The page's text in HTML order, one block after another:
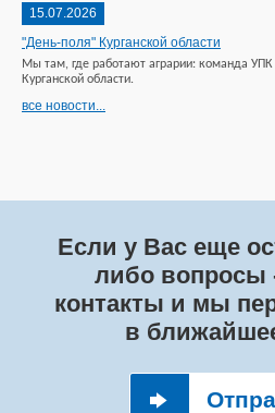
15.07.2026
"День-поля" Курганской области
Мы там, где работают аграрии: команда
Курганской области.
все новости...
Если у Вас еще
либо вопросы
контакты и мы
в